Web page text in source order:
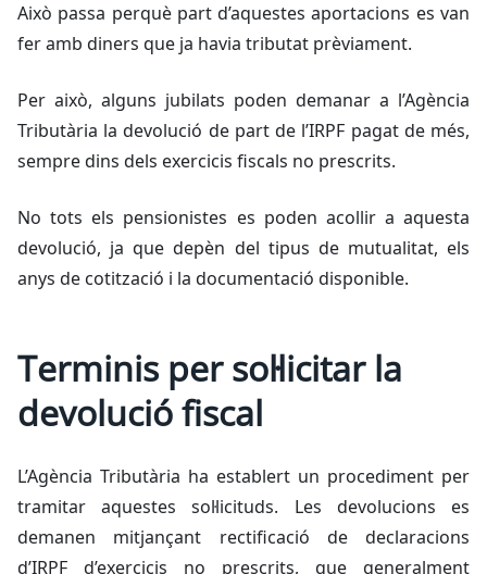
Això passa perquè part d’aquestes aportacions es van
fer amb diners que ja havia tributat prèviament.
Per això, alguns jubilats poden demanar a l’Agència
Tributària la devolució de part de l’IRPF pagat de més,
sempre dins dels exercicis fiscals no prescrits.
No tots els pensionistes es poden acollir a aquesta
devolució, ja que depèn del tipus de mutualitat, els
anys de cotització i la documentació disponible.
Terminis per sol·licitar la
devolució fiscal
L’Agència Tributària ha establert un procediment per
tramitar aquestes sol·licituds. Les devolucions es
demanen mitjançant rectificació de declaracions
d’IRPF d’exercicis no prescrits, que generalment